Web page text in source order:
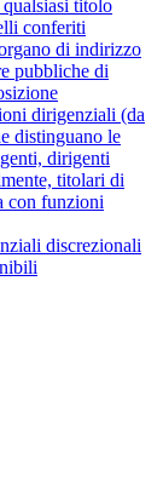
titolo
conferiti
di indirizzo
pubbliche di
dirigenziali (da
distinguano le
dirigenti
titolari di
con funzioni
discrezionali